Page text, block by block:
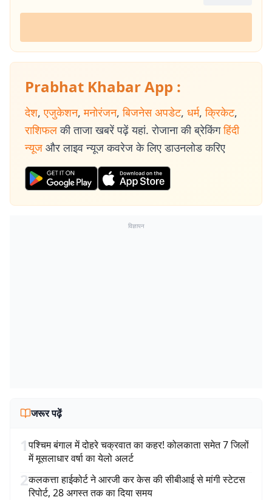
Prabhat Khabar App :
देश, एजुकेशन, मनोरंजन, बिजनेस अपडेट, धर्म, क्रिकेट,
राशिफल की ताजा खबरें पढ़ें यहां. रोजाना की ब्रेकिंग हिंदी
न्यूज और लाइव न्यूज कवरेज के लिए डाउनलोड करिए
विज्ञापन
जरूर पढ़ें
1पश्चिम बंगाल में दोहरे चक्रवात का कहर! कोलकाता समेत 7 जिलों
में मूसलाधार वर्षा का येलो अलर्ट
2कलकत्ता हाईकोर्ट ने आरजी कर केस की सीबीआई से मांगी स्टेटस
रिपोर्ट, 28 अगस्त तक का दिया समय